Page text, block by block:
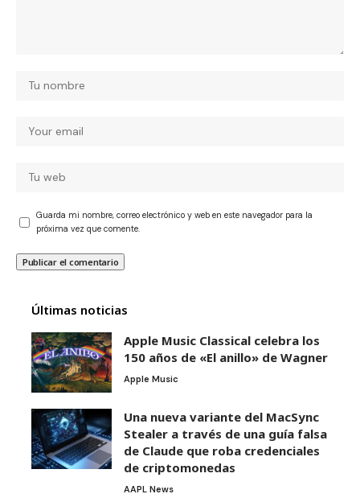
Guarda mi nombre, correo electrónico y web en este navegador para la
próxima vez que comente.
Últimas noticias
Apple Music Classical celebra los
150 años de «El anillo» de Wagner
Apple Music
Una nueva variante del MacSync
Stealer a través de una guía falsa
de Claude que roba credenciales
de criptomonedas
AAPL News